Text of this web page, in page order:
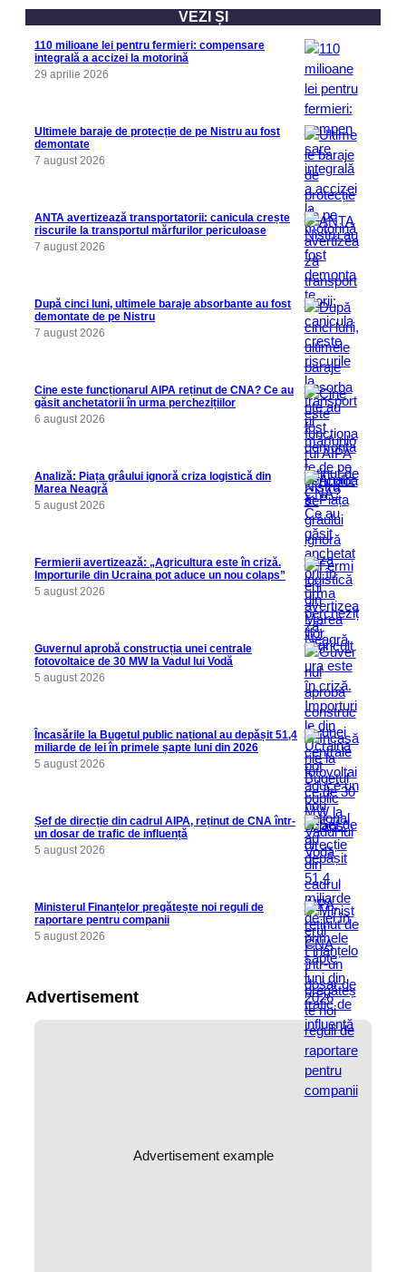
VEZI ȘI
110 milioane lei pentru fermieri: compensare
integrală a accizei la motorină
29 aprilie 2026
Ultimele baraje de protecție de pe Nistru au fost
demontate
7 august 2026
ANTA avertizează transportatorii: canicula crește
riscurile la transportul mărfurilor periculoase
7 august 2026
După cinci luni, ultimele baraje absorbante au fost
demontate de pe Nistru
7 august 2026
Cine este funcționarul AIPA reținut de CNA? Ce au
găsit anchetatorii în urma perchezițiilor
6 august 2026
Analiză: Piața grâului ignoră criza logistică din
Marea Neagră
5 august 2026
Fermierii avertizează: „Agricultura este în criză.
Importurile din Ucraina pot aduce un nou colaps”
5 august 2026
Guvernul aprobă construcția unei centrale
fotovoltaice de 30 MW la Vadul lui Vodă
5 august 2026
Încasările la Bugetul public național au depășit 51,4
miliarde de lei în primele șapte luni din 2026
5 august 2026
Șef de direcție din cadrul AIPA, reținut de CNA într-
un dosar de trafic de influență
5 august 2026
Ministerul Finanțelor pregătește noi reguli de
raportare pentru companii
5 august 2026
Advertisement
Advertisement example